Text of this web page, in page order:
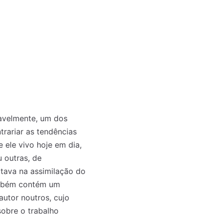
um dos
as tendências
ele vivo hoje em dia,
outras, de
na assimilação do
contém um
noutros, cujo
o trabalho